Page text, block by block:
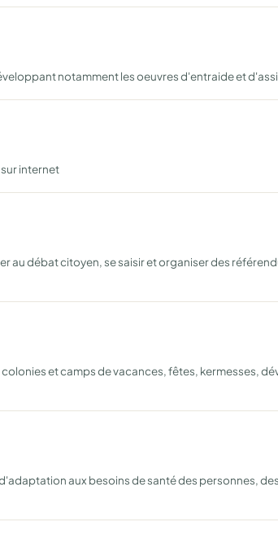
notamment les oeuvres d'entraide et
internet
au débat citoyen, se saisir et organiser des
et camps de vacances, fêtes, kermesses,
aux besoins de santé des personnes,